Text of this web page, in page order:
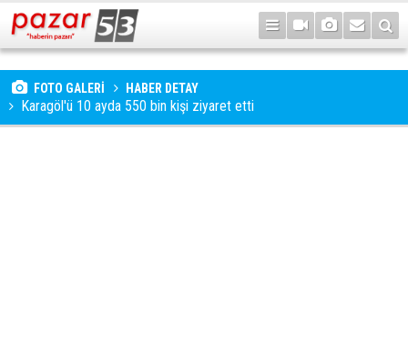
FOTO GALERİ HABER DETAY
Karagöl'ü 10 ayda 550 bin kişi ziyaret etti